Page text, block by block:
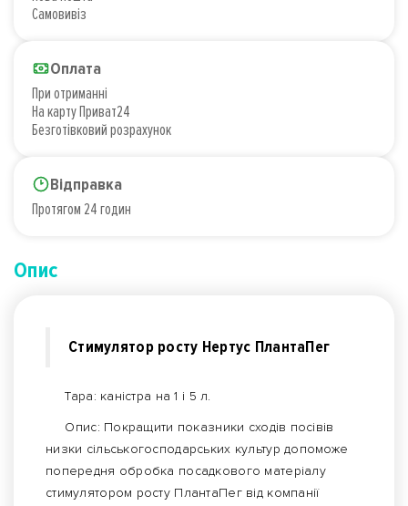
Самовивіз
Оплата
При отриманні
На карту Приват24
Безготівковий розрахунок
Відправка
Протягом 24 годин
Опис
Стимулятор росту Нертус ПлантаПег
Тара: каністра на 1 і 5 л.
Опис: Покращити показники сходів посівів
низки сільськогосподарських культур допоможе
попередня обробка посадкового матеріалу
стимулятором росту ПлантаПег від компанії